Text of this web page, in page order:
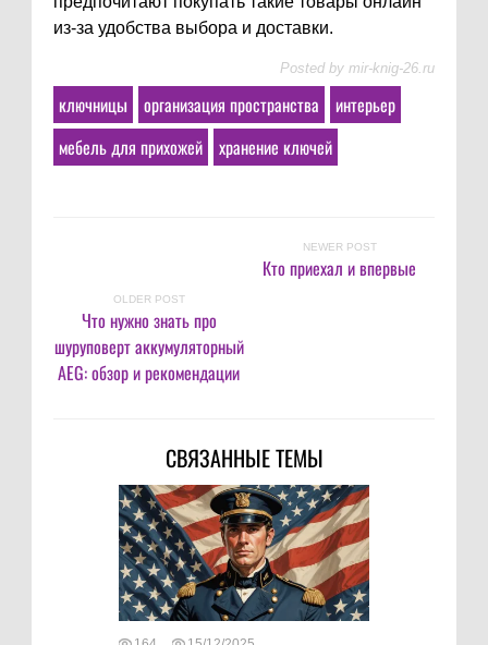
из-за удобства выбора и доставки.
Posted by mir-knig-26.ru
ключницы организация пространства
интерьер
мебель для прихожей
хранение ключей
NEWER POST
Кто приехал и впервые
OLDER POST
Что нужно знать про
шуруповерт аккумуляторный
AEG: обзор и рекомендации
СВЯЗАННЫЕ ТЕМЫ